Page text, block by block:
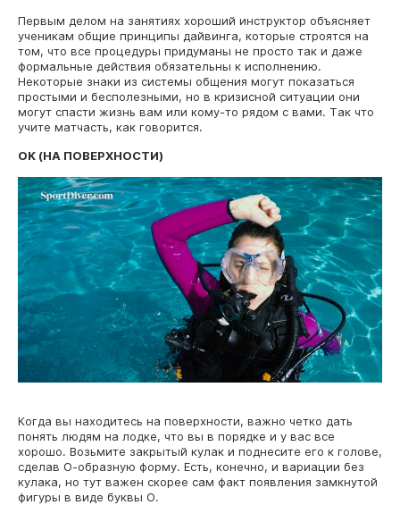
Первым делом на занятиях хороший инструктор объясняет
ученикам общие принципы дайвинга, которые строятся на
том, что все процедуры придуманы не просто так и даже
формальные действия обязательны к исполнению.
Некоторые знаки из системы общения могут показаться
простыми и бесполезными, но в кризисной ситуации они
могут спасти жизнь вам или кому-то рядом с вами. Так что
учите матчасть, как говорится.
OK (НА ПОВЕРХНОСТИ)
Когда вы находитесь на поверхности, важно четко дать
понять людям на лодке, что вы в порядке и у вас все
хорошо. Возьмите закрытый кулак и поднесите его к голове,
сделав О-образную форму. Есть, конечно, и вариации без
кулака, но тут важен скорее сам факт появления замкнутой
фигуры в виде буквы О.